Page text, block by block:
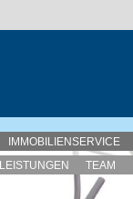
IMMOBILIENSERVICE
LEISTUNGEN TEAM